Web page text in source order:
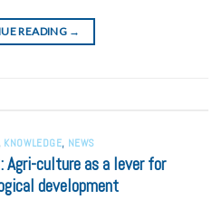
READING →
, KNOWLEDGE, NEWS
Agri-culture as a lever for
development